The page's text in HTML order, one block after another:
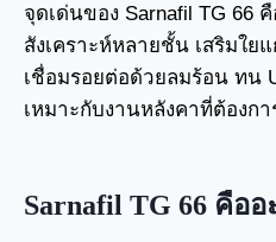
จุดเด่นของ Sarnafil TG 66
สังเคราะห์หลายชั้น เสริมใย
เชื่อมรอยต่อด้วยลมร้อน ทน
เหมาะกับงานหลังคาที่ต้องก
Sarnafil TG 66 คืออ